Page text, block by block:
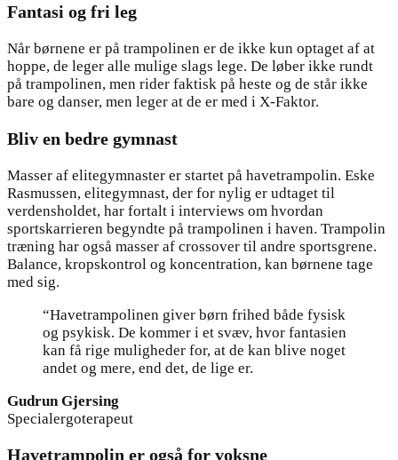
Fantasi og fri leg
Når børnene er på trampolinen er de ikke kun optaget af at
hoppe, de leger alle mulige slags lege. De løber ikke rundt
på trampolinen, men rider faktisk på heste og de står ikke
bare og danser, men leger at de er med i X-Faktor.
Bliv en bedre gymnast
Masser af elitegymnaster er startet på havetrampolin. Eske
Rasmussen, elitegymnast, der for nylig er udtaget til
verdensholdet, har fortalt i interviews om hvordan
sportskarrieren begyndte på trampolinen i haven. Trampolin
træning har også masser af crossover til andre sportsgrene.
Balance, kropskontrol og koncentration, kan børnene tage
med sig.
“Havetrampolinen giver børn frihed både fysisk
og psykisk. De kommer i et svæv, hvor fantasien
kan få rige muligheder for, at de kan blive noget
andet og mere, end det, de lige er.
Gudrun Gjersing
Specialergoterapeut
Havetrampolin er også for voksne